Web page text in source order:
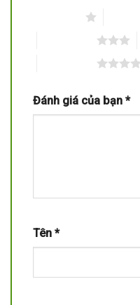
Đánh giá của bạn *
Tên *